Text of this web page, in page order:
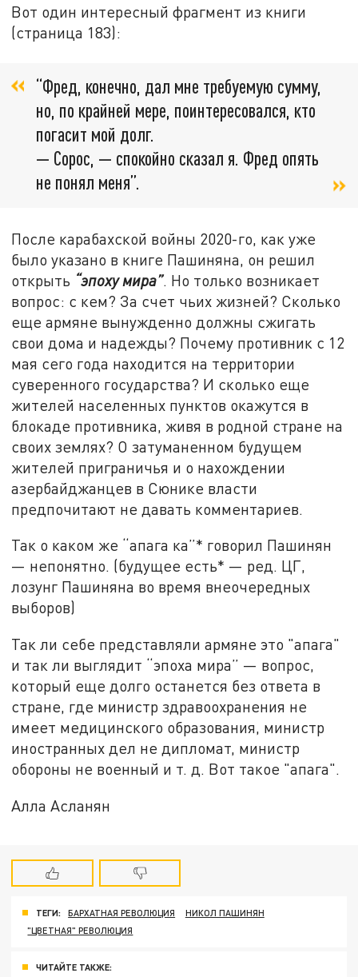
Вот один интересный фрагмент из книги
(страница 183):
“Фред, конечно, дал мне требуемую сумму,
но, по крайней мере, поинтересовался, кто
погасит мой долг.
— Сорос, — спокойно сказал я. Фред опять
не понял меня”.
После карабахской войны 2020-го, как уже
было указано в книге Пашиняна, он решил
открыть “эпоху мира”. Но только возникает
вопрос: с кем? За счет чьих жизней? Сколько
еще армяне вынужденно должны сжигать
свои дома и надежды? Почему противник с 12
мая сего года находится на территории
суверенного государства? И сколько еще
жителей населенных пунктов окажутся в
блокаде противника, живя в родной стране на
своих землях? О затуманенном будущем
жителей приграничья и о нахождении
азербайджанцев в Сюнике власти
предпочитают не давать комментариев.
Так о каком же “апага ка”* говорил Пашинян
— непонятно. (будущее есть* — ред. ЦГ,
лозунг Пашиняна во время внеочередных
выборов)
Так ли себе представляли армяне это "апага"
и так ли выглядит “эпоха мира” — вопрос,
который еще долго останется без ответа в
стране, где министр здравоохранения не
имеет медицинского образования, министр
иностранных дел не дипломат, министр
обороны не военный и т. д. Вот такое "апага".
Алла Асланян
ТЕГИ: БАРХАТНАЯ РЕВОЛЮЦИЯ
НИКОЛ ПАШИНЯН
"ЦВЕТНАЯ" РЕВОЛЮЦИЯ
ЧИТАЙТЕ ТАКЖЕ: